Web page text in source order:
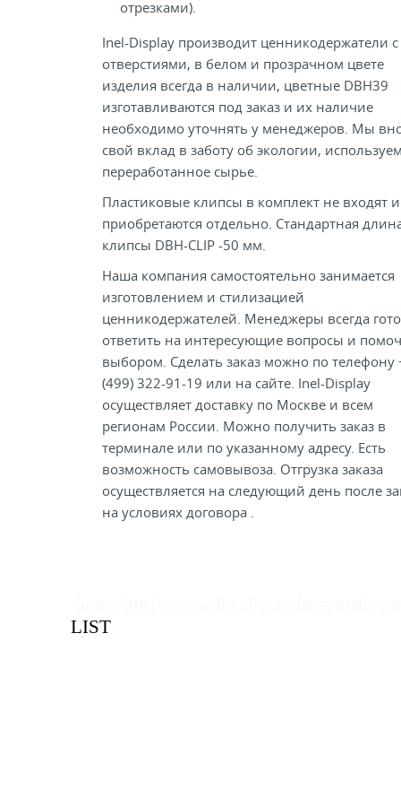
отрезками).
Inel-Display производит ценникодержатели с
отверстиями, в белом и прозрачном цвете
изделия всегда в наличии, цветные DBH39
изготавливаются под заказ и их наличие
необходимо уточнять у менеджеров. Мы
свой вклад в заботу об экологии,
переработанное сырье.
Пластиковые клипсы в комплект не входят и
приобретаются отдельно. Стандартная
клипсы DBH-CLIP -50 мм.
Наша компания самостоятельно занимается
изготовлением и стилизацией
ценникодержателей. Менеджеры всегда
ответить на интересующие вопросы и
выбором. Сделать заказ можно по телефону
(499) 322-91-19 или на сайте. Inel-Display
осуществляет доставку по Москве и всем
регионам России. Можно получить заказ в
терминале или по указанному адресу. Есть
возможность самовывоза. Отгрузка заказа
осуществляется на следующий день после
на условиях договора .
LIST